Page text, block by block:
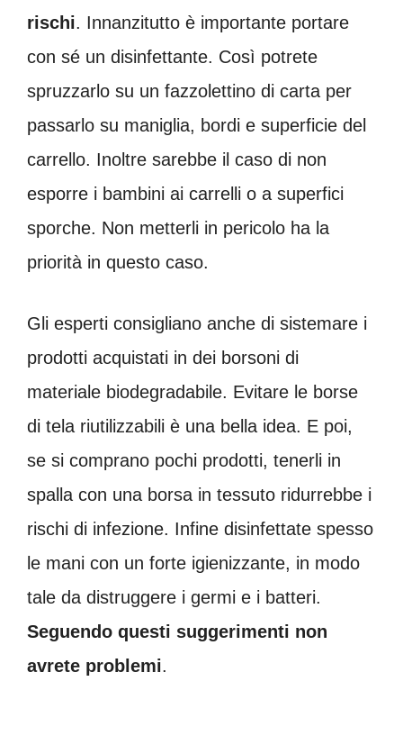
rischi. Innanzitutto è importante portare
con sé un disinfettante. Così potrete
spruzzarlo su un fazzolettino di carta per
passarlo su maniglia, bordi e superficie del
carrello. Inoltre sarebbe il caso di non
esporre i bambini ai carrelli o a superfici
sporche. Non metterli in pericolo ha la
priorità in questo caso.
Gli esperti consigliano anche di sistemare i
prodotti acquistati in dei borsoni di
materiale biodegradabile. Evitare le borse
di tela riutilizzabili è una bella idea. E poi,
se si comprano pochi prodotti, tenerli in
spalla con una borsa in tessuto ridurrebbe i
rischi di infezione. Infine disinfettate spesso
le mani con un forte igienizzante, in modo
tale da distruggere i germi e i batteri.
Seguendo questi suggerimenti non
avrete problemi.